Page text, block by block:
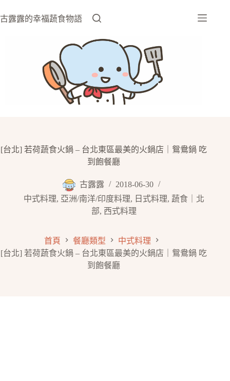
至
古露露的幸福蔬食物語
[台北] 若荷蔬食火鍋 – 台北東區最美的火鍋店｜鴛鴦鍋 吃
到飽餐廳
古露露
2018-06-30
中式料理, 亞洲/南洋/印度料理, 日式料理, 蔬食｜北
部, 西式料理
首頁 餐廳類型
中式料理
[台北] 若荷蔬食火鍋 – 台北東區最美的火鍋店｜鴛鴦鍋 吃
到飽餐廳